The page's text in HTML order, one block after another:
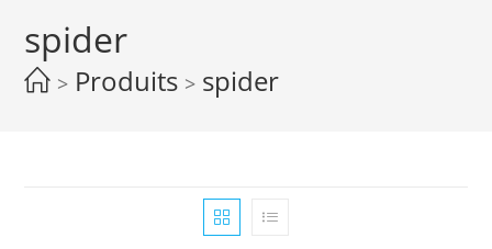
spider
> Produits > spider